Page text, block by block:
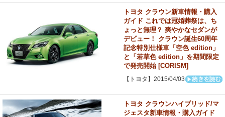
トヨタ クラウン新車情報・購入
ガイド これでは冠婚葬祭は、ち
ょっと無理？ 爽やかなセダンが
デビュー！ クラウン誕生60周年
記念特別仕様車「空色 edition」
と「若草色 edition」を期間限定
で発売開始 [CORISM]
【トヨタ】2015/04/03
トヨタ クラウンハイブリッド/マ
ジェスタ新車情報・購入ガイド